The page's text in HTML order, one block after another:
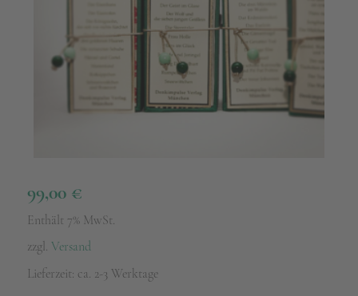
99,00 €
Enthält 7% MwSt.
zzgl. Versand
Lieferzeit: ca. 2-3 Werktage